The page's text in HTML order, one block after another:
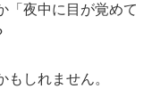
「夜中に目が覚めて
しれません。